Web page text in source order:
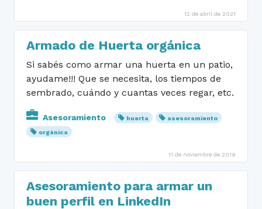
12 de abril de 2021
Armado de Huerta orgánica
Si sabés como armar una huerta en un patio,
ayudame!!! Que se necesita, los tiempos de
sembrado, cuándo y cuantas veces regar, etc.
Asesoramiento huerta
asesoramiento
orgánica
11 de noviembre de 2019
Asesoramiento para armar un
buen perfil en LinkedIn